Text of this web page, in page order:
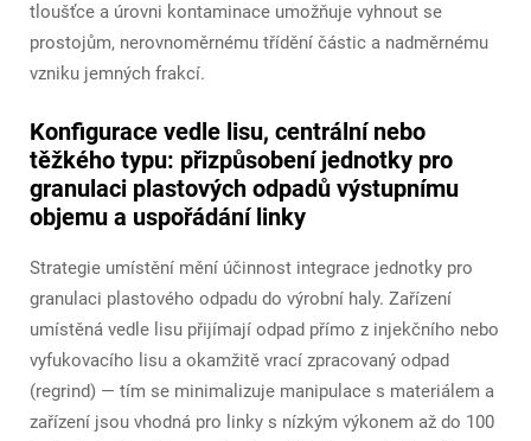
tloušťce a úrovni kontaminace umožňuje vyhnout se
prostojům, nerovnoměrnému třídění částic a nadměrnému
vzniku jemných frakcí.
Konfigurace vedle lisu, centrální nebo
těžkého typu: přizpůsobení jednotky pro
granulaci plastových odpadů výstupnímu
objemu a uspořádání linky
Strategie umístění mění účinnost integrace jednotky pro
granulaci plastového odpadu do výrobní haly. Zařízení
umístěná vedle lisu přijímají odpad přímo z injekčního nebo
vyfukovacího lisu a okamžitě vrací zpracovaný odpad
(regrind) — tím se minimalizuje manipulace s materiálem a
zařízení jsou vhodná pro linky s nízkým výkonem až do 100